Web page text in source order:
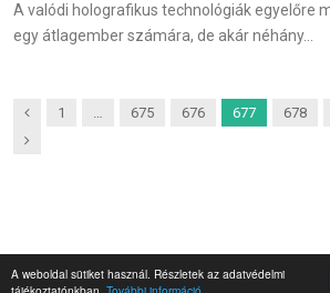
A weboldal sütiket használ. Részletek az adatvédelmi
A valódi holografikus technológiák egyelőre
egy átlagember számára, de akár néhány…
Previous
1 … 675 676 677 678
Next
Napidroid.hu 2019